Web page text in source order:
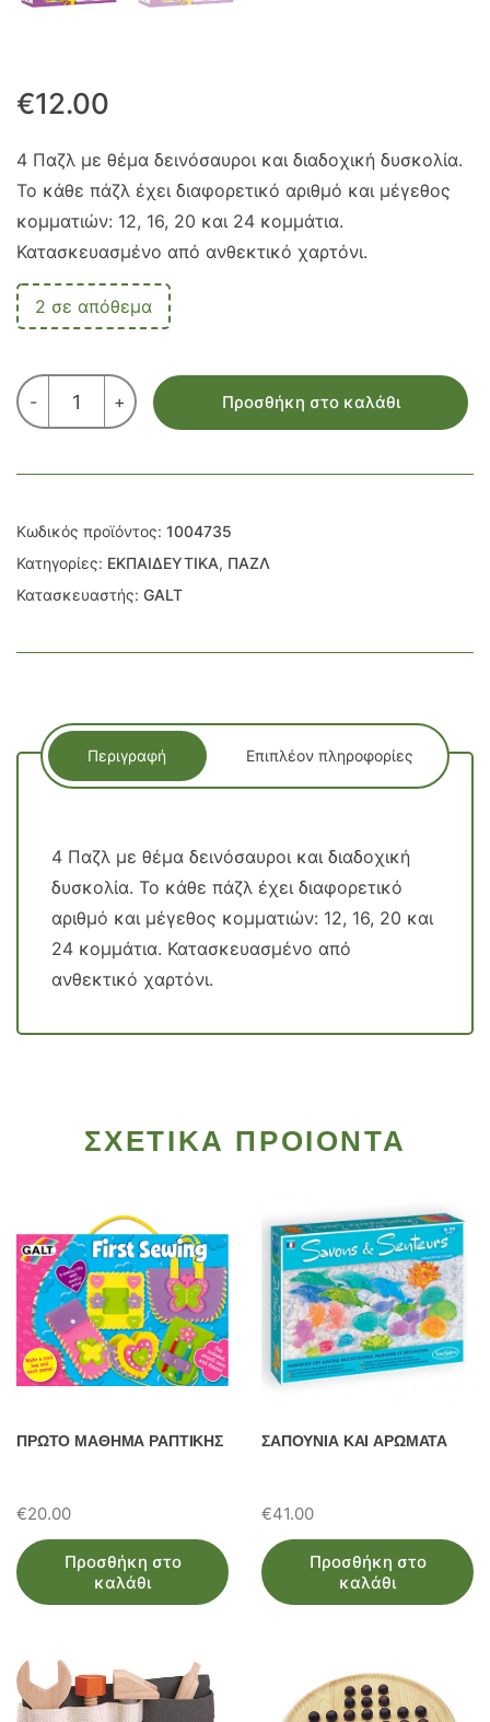
€12.00
4 Παζλ με θέμα δεινόσαυροι και διαδοχική δυσκολία.
Το κάθε πάζλ έχει διαφορετικό αριθμό και μέγεθος
κομματιών: 12, 16, 20 και 24 κομμάτια.
Κατασκευασμένο από ανθεκτικό χαρτόνι.
2 σε απόθεμα
-
ΔΕΙΝΟΣΑΥΡΟΙ
–
ΤΕΜ
+ Προσθήκη στο καλάθι
Κωδικός προϊόντος: 1004735
Κατηγορίες: ΕΚΠΑΙΔΕΥΤΙΚΑ, ΠΑΖΛ
Κατασκευαστής: GALT
Περιγραφή Επιπλέον πληροφορίες
4 Παζλ με θέμα δεινόσαυροι και διαδοχική
δυσκολία. Το κάθε πάζλ έχει διαφορετικό
αριθμό και μέγεθος κομματιών: 12, 16, 20 και
24 κομμάτια. Κατασκευασμένο από
ανθεκτικό χαρτόνι.
ΣΧΕΤΙΚΑ ΠΡΟΙΟΝΤΑ
ΠΡΩΤΟ ΜΑΘΗΜΑ ΡΑΠΤΙΚΗΣ
€20.00
Προσθήκη στο
καλάθι
ΣΑΠΟΥΝΙΑ ΚΑΙ ΑΡΩΜΑΤΑ
€41.00
Προσθήκη στο
καλάθι